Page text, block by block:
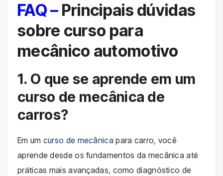
FAQ – Principais dúvidas
sobre curso para
mecânico automotivo
1. O que se aprende em um
curso de mecânica de
carros?
Em um curso de mecânica para carro, você
aprende desde os fundamentos da mecânica até
práticas mais avançadas, como diagnóstico de